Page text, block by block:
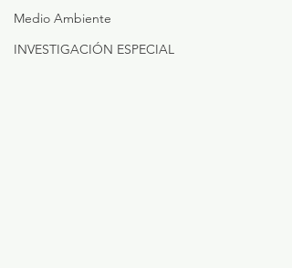
Medio Ambiente
INVESTIGACIÓN ESPECIAL